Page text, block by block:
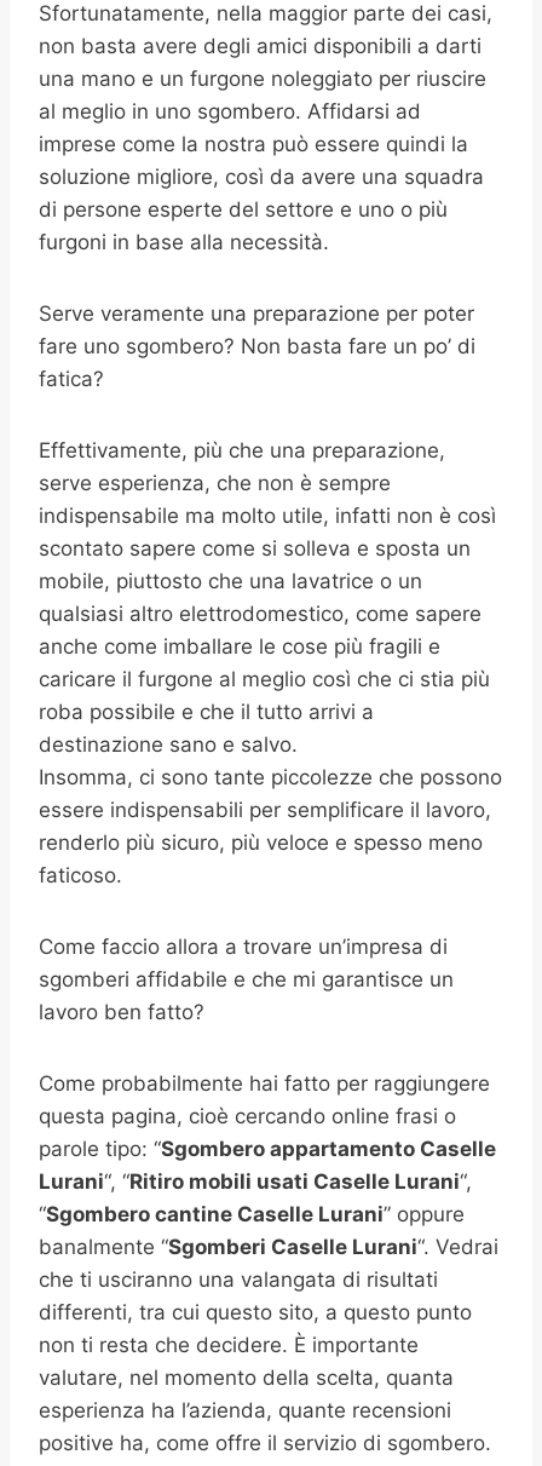
Sfortunatamente, nella maggior parte dei casi,
non basta avere degli amici disponibili a darti
una mano e un furgone noleggiato per riuscire
al meglio in uno sgombero. Affidarsi ad
imprese come la nostra può essere quindi la
soluzione migliore, così da avere una squadra
di persone esperte del settore e uno o più
furgoni in base alla necessità.
Serve veramente una preparazione per poter
fare uno sgombero? Non basta fare un po’ di
fatica?
Effettivamente, più che una preparazione,
serve esperienza, che non è sempre
indispensabile ma molto utile, infatti non è così
scontato sapere come si solleva e sposta un
mobile, piuttosto che una lavatrice o un
qualsiasi altro elettrodomestico, come sapere
anche come imballare le cose più fragili e
caricare il furgone al meglio così che ci stia più
roba possibile e che il tutto arrivi a
destinazione sano e salvo.
Insomma, ci sono tante piccolezze che possono
essere indispensabili per semplificare il lavoro,
renderlo più sicuro, più veloce e spesso meno
faticoso.
Come faccio allora a trovare un’impresa di
sgomberi affidabile e che mi garantisce un
lavoro ben fatto?
Come probabilmente hai fatto per raggiungere
questa pagina, cioè cercando online frasi o
parole tipo: “Sgombero appartamento Caselle
Lurani“, “Ritiro mobili usati Caselle Lurani“,
“Sgombero cantine Caselle Lurani” oppure
banalmente “Sgomberi Caselle Lurani“. Vedrai
che ti usciranno una valangata di risultati
differenti, tra cui questo sito, a questo punto
non ti resta che decidere. È importante
valutare, nel momento della scelta, quanta
esperienza ha l’azienda, quante recensioni
positive ha, come offre il servizio di sgombero.